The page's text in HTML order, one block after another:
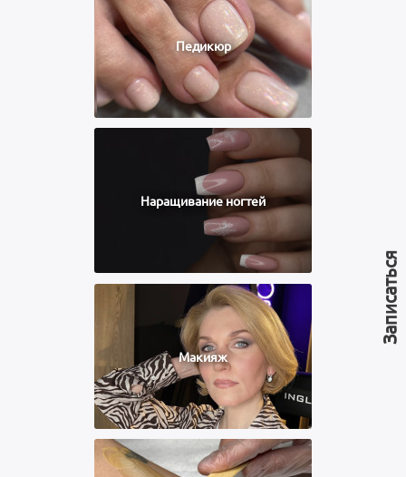
Педикюр
Наращивание ногтей
Макияж
Записаться